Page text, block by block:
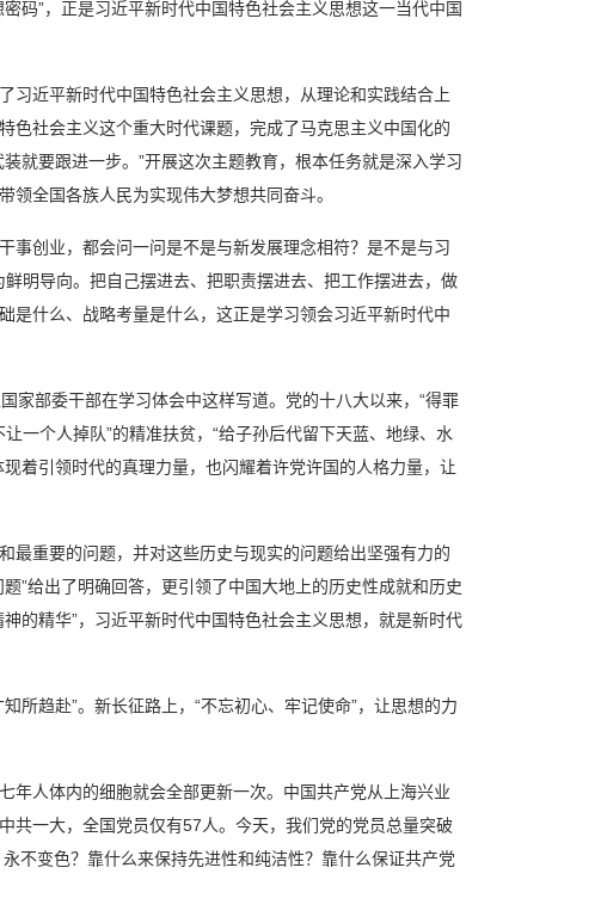
码”，正是习近平新时代中国特色社会主义思想这一当代中国
习近平新时代中国特色社会主义思想，从理论和实践结合上
色社会主义这个重大时代课题，完成了马克思主义中国化的
就要跟进一步。”开展这次主题教育，根本任务就是深入学习
全国各族人民为实现伟大梦想共同奋斗。
事创业，都会问一问是不是与新发展理念相符？是不是与习
明导向。把自己摆进去、把职责摆进去、把工作摆进去，做
是什么、战略考量是什么，这正是学习领会习近平新时代中
家部委干部在学习体会中这样写道。党的十八大以来，“得罪
一个人掉队”的精准扶贫，“给子孙后代留下天蓝、地绿、水
着引领时代的真理力量，也闪耀着许党许国的人格力量，让
最重要的问题，并对这些历史与现实的问题给出坚强有力的
”给出了明确回答，更引领了中国大地上的历史性成就和历史
的精华”，习近平新时代中国特色社会主义思想，就是新时代
所趋赴”。新长征路上，“不忘初心、牢记使命”，让思想的力
年人体内的细胞就会全部更新一次。中国共产党从上海兴业
共一大，全国党员仅有57人。今天，我们党的党员总量突破
不变色？靠什么来保持先进性和纯洁性？靠什么保证共产党